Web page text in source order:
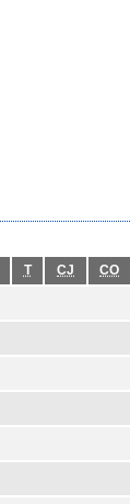
T CJ CO